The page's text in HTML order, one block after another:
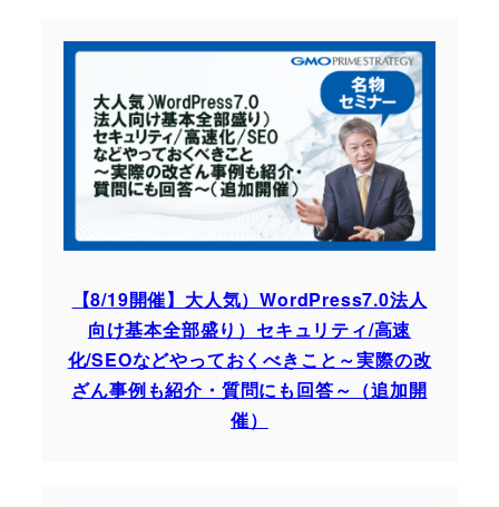
【8/19開催】大人気）WordPress7.0法人
向け基本全部盛り）セキュリティ/高速
化/SEOなどやっておくべきこと～実際の改
ざん事例も紹介・質問にも回答～（追加開
催）